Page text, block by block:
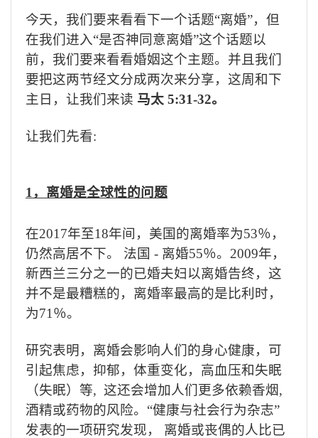
今天，我们要来看看下一个话题“离婚”， 但
在我们进入“是否神同意离婚”这个话题以
前， 我们要来看看婚姻这个主题。 并且我们
要把这两节经文分成两次来分享， 这周和下
主日， 让我们来读 马太 5:31-32。
让我们先看:
1 ，离婚是全球性的问题
在2017年至18年间，美国的离婚率为53％，
仍然高居不下。 法国 - 离婚55％。 2009年，
新西兰三分之一的已婚夫妇以离婚告终，这
并不是最糟糕的， 离婚率最高的是比利时，
为71 ％。
研究表明，离婚会影响人们的身心健康，可
引起焦虑，抑郁，体重变化，高血压和失眠
（失眠）等, 这还会增加人们更多依赖香烟,
酒精或药物的风险。“健康与社会行为杂志”
发表的一项研究发现， 离婚或丧偶的人比已